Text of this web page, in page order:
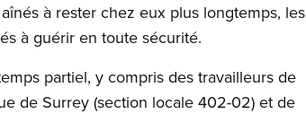
à rester chez eux plus longtemps, les
à guérir en toute sécurité.
partiel, y compris des travailleurs de
de Surrey (section locale 402-02) et de